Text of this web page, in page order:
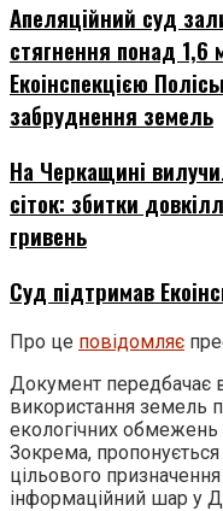
Апеляційний суд
стягнення понад 1,6
Екоінспекцією
забруднення земель
На Черкащині
сіток: збитки
гривень
Суд підтримав
Про це повідомляє
Документ передбачає
використання земель
екологічних
Зокрема,
цільового
інформаційний шар у